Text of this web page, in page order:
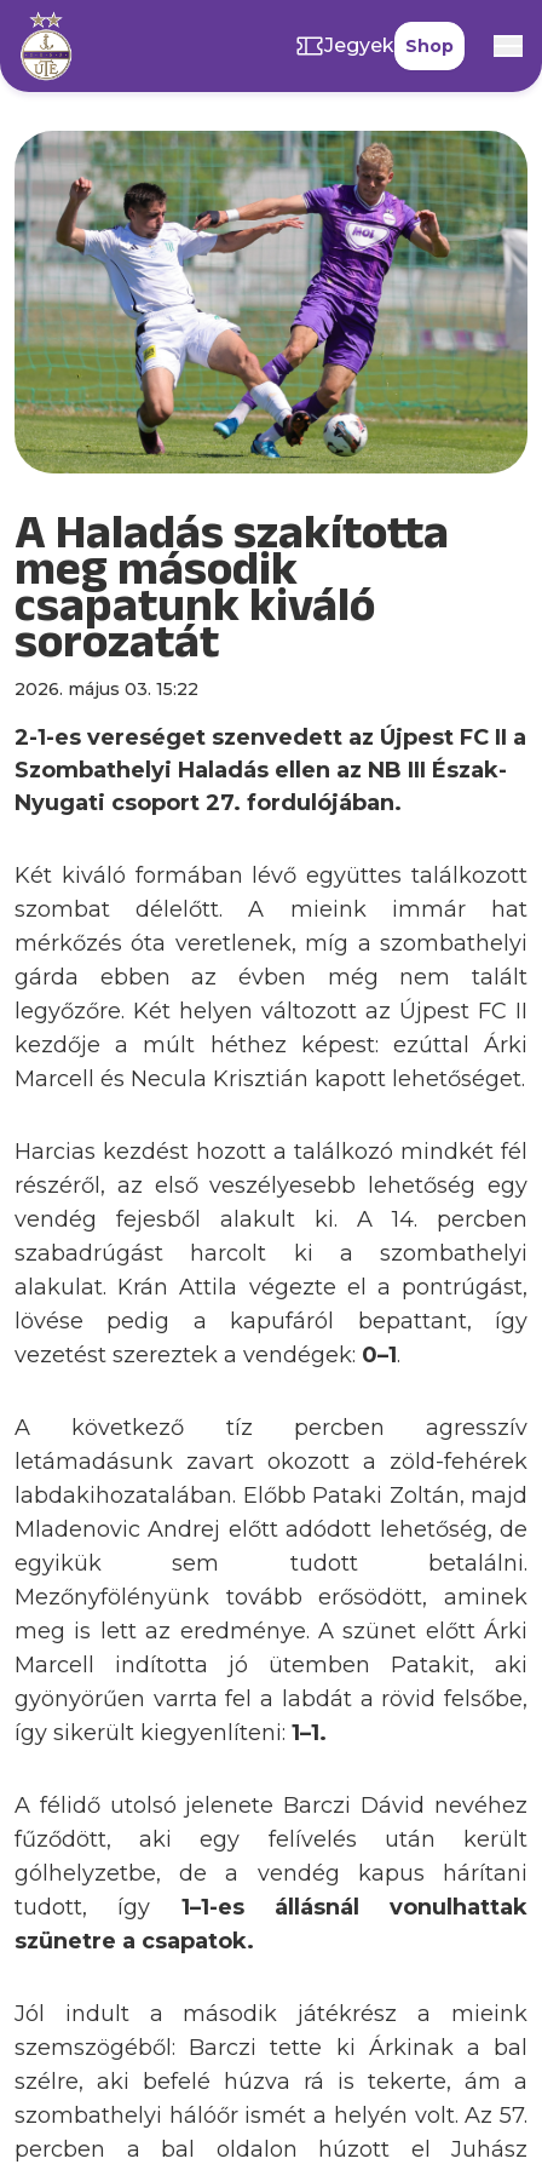
Jegyek Shop
A Haladás szakította
meg második
csapatunk kiváló
sorozatát
2026. május 03. 15:22
2-1-es vereséget szenvedett az Újpest FC II a
Szombathelyi Haladás ellen az NB III Észak-
Nyugati csoport 27. fordulójában.
Két kiváló formában lévő együttes találkozott
szombat délelőtt. A mieink immár hat
mérkőzés óta veretlenek, míg a szombathelyi
gárda ebben az évben még nem talált
legyőzőre. Két helyen változott az Újpest FC II
kezdője a múlt héthez képest: ezúttal Árki
Marcell és Necula Krisztián kapott lehetőséget.
Harcias kezdést hozott a találkozó mindkét fél
részéről, az első veszélyesebb lehetőség egy
vendég fejesből alakult ki. A 14. percben
szabadrúgást harcolt ki a szombathelyi
alakulat. Krán Attila végezte el a pontrúgást,
lövése pedig a kapufáról bepattant, így
vezetést szereztek a vendégek: 0–1.
A következő tíz percben agresszív
letámadásunk zavart okozott a zöld-fehérek
labdakihozatalában. Előbb Pataki Zoltán, majd
Mladenovic Andrej előtt adódott lehetőség, de
egyikük sem tudott betalálni.
Mezőnyfölényünk tovább erősödött, aminek
meg is lett az eredménye. A szünet előtt Árki
Marcell indította jó ütemben Patakit, aki
gyönyörűen varrta fel a labdát a rövid felsőbe,
így sikerült kiegyenlíteni: 1–1.
A félidő utolsó jelenete Barczi Dávid nevéhez
fűződött, aki egy felívelés után került
gólhelyzetbe, de a vendég kapus hárítani
tudott, így 1–1-es állásnál vonulhattak
szünetre a csapatok.
Jól indult a második játékrész a mieink
szemszögéből: Barczi tette ki Árkinak a bal
szélre, aki befelé húzva rá is tekerte, ám a
szombathelyi hálóőr ismét a helyén volt. Az 57.
percben a bal oldalon húzott el Juhász